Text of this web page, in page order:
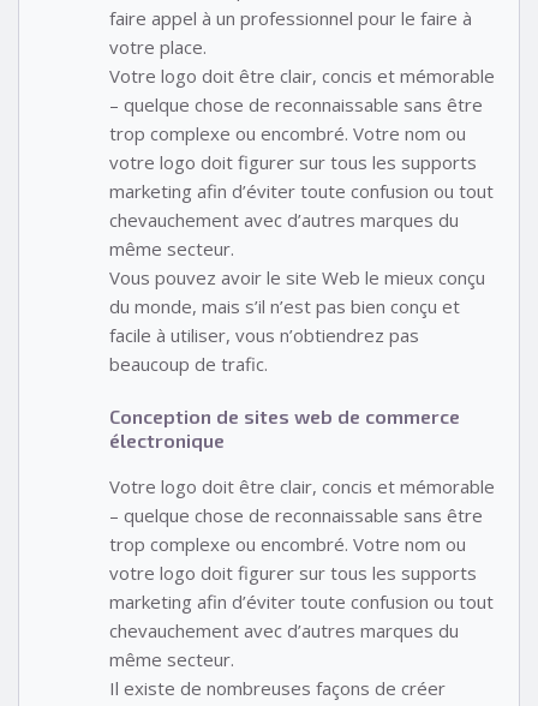
faire appel à un professionnel pour le faire à
votre place.
Votre logo doit être clair, concis et mémorable
– quelque chose de reconnaissable sans être
trop complexe ou encombré. Votre nom ou
votre logo doit figurer sur tous les supports
marketing afin d’éviter toute confusion ou tout
chevauchement avec d’autres marques du
même secteur.
Vous pouvez avoir le site Web le mieux conçu
du monde, mais s’il n’est pas bien conçu et
facile à utiliser, vous n’obtiendrez pas
beaucoup de trafic.
Conception de sites web de commerce
électronique
Votre logo doit être clair, concis et mémorable
– quelque chose de reconnaissable sans être
trop complexe ou encombré. Votre nom ou
votre logo doit figurer sur tous les supports
marketing afin d’éviter toute confusion ou tout
chevauchement avec d’autres marques du
même secteur.
Il existe de nombreuses façons de créer